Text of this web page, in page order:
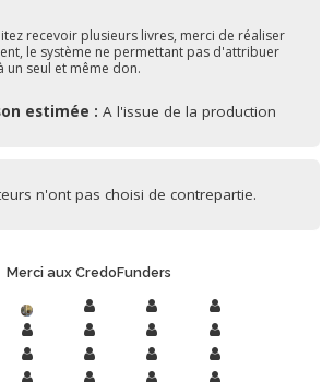
recevoir plusieurs livres, merci de réaliser
le système ne permettant pas d'attribuer
un seul et même don.
estimée : A l'issue de la production
n'ont pas choisi de contrepartie.
Merci aux CredoFunders